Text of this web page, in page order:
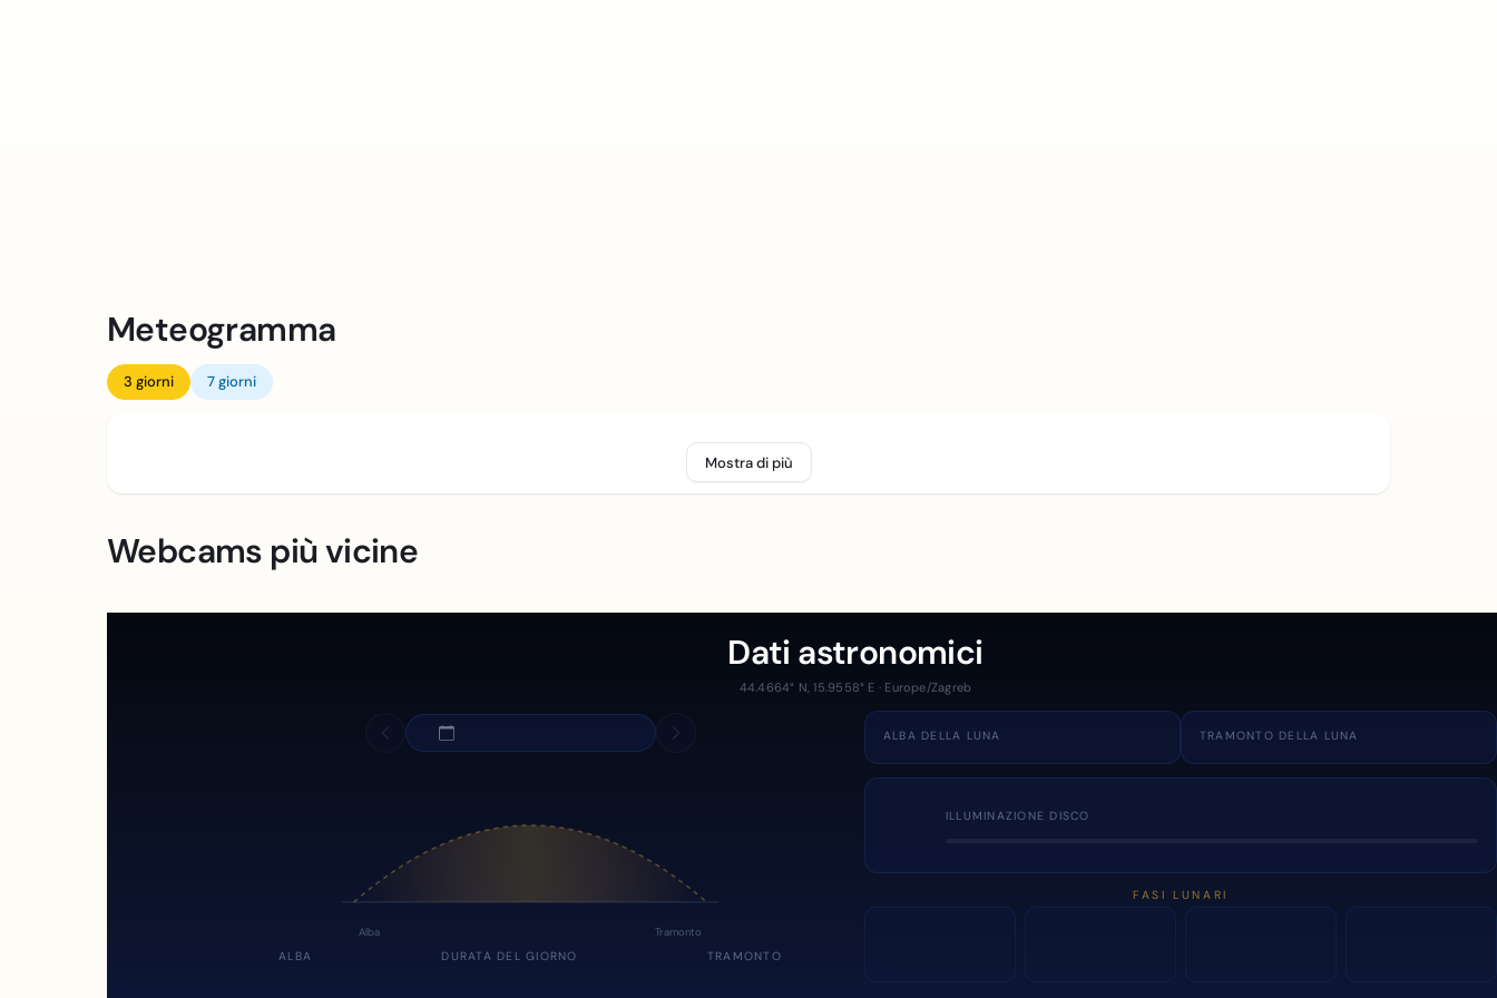
Meteogramma
3 giorni 7 giorni
Mostra di più
Webcams più vicine
Dati astronomici
44.4664° N, 15.9558° E · Europe/Zagreb
Alba Tramonto
ALBA DURATA DEL GIORNO TRAMONTO
ALBA DELLA LUNA TRAMONTO DELLA LUNA
ILLUMINAZIONE DISCO
FASI LUNARI